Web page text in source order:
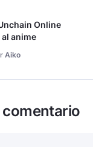
Online
anime
Aiko
comentario